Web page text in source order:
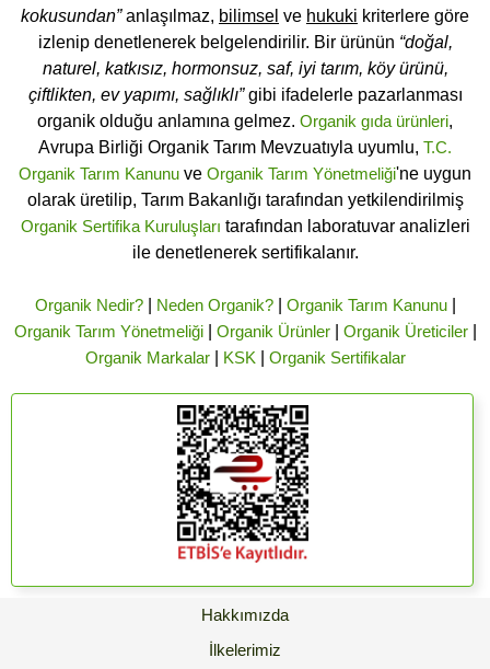
kokusundan”anlaşılmaz, bilimsel ve hukuki kriterlere göre
izlenip denetlenerek belgelendirilir. Bir ürünün “doğal,
naturel, katkısız, hormonsuz, saf, iyi tarım, köy ürünü,
çiftlikten, ev yapımı, sağlıklı”gibi ifadelerle pazarlanması
organik olduğu anlamına gelmez. Organik gıda ürünleri,
Avrupa Birliği Organik Tarım Mevzuatıyla uyumlu, T.C.
Organik Tarım Kanunu ve Organik Tarım Yönetmeliği'ne uygun
olarak üretilip, Tarım Bakanlığı tarafından yetkilendirilmiş
Organik Sertifika Kuruluşları tarafından laboratuvar analizleri
ile denetlenerek sertifikalanır.
Organik Nedir?| Neden Organik?| Organik Tarım Kanunu|
Organik Tarım Yönetmeliği| Organik Ürünler| Organik Üreticiler|
Organik Markalar| KSK Organik Sertifikalar
Hakkımızda
İlkelerimiz